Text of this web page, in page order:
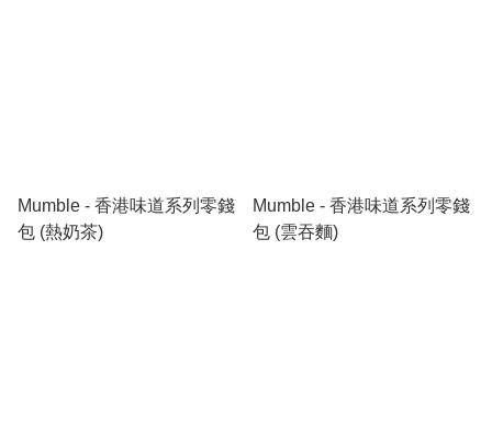
Mumble - 香港味道系列零錢
包 (熱奶茶)
Mumble - 香港味道系列零錢
包 (雲吞麵)